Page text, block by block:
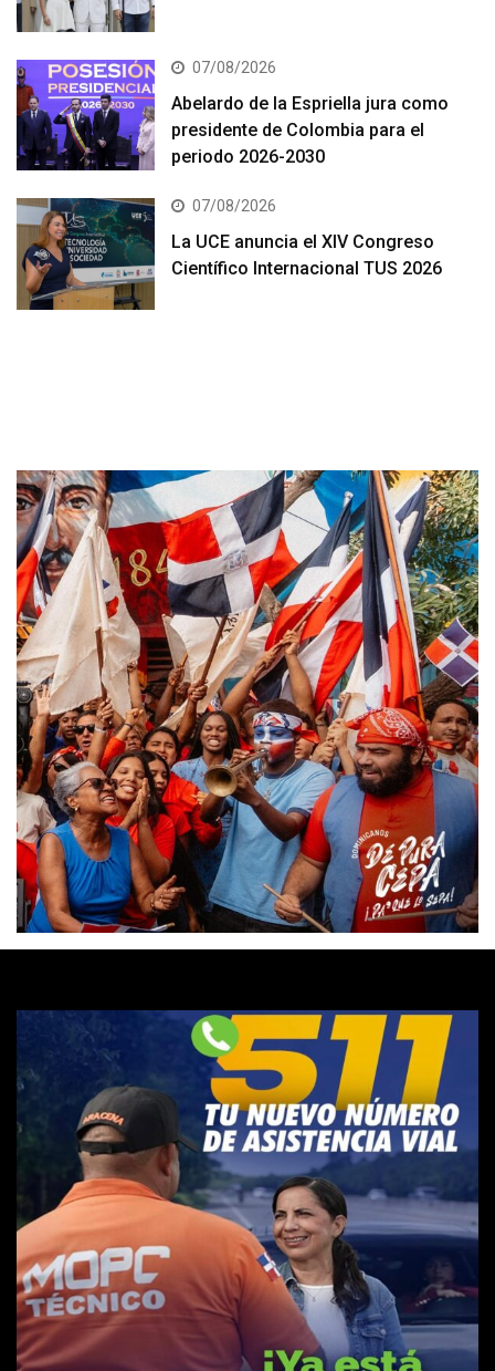
07/08/2026
Abelardo de la Espriella jura como
presidente de Colombia para el
periodo 2026-2030
07/08/2026
La UCE anuncia el XIV Congreso
Científico Internacional TUS 2026